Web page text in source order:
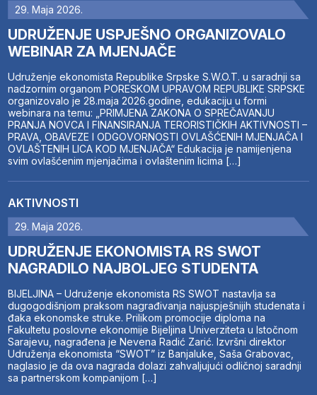
29. Maja 2026.
UDRUŽENJE USPJEŠNO ORGANIZOVALO
WEBINAR ZA MJENJAČE
Udruženje ekonomista Republike Srpske S.W.O.T. u saradnji sa
nadzornim organom PORESKOM UPRAVOM REPUBLIKE SRPSKE
organizovalo je 28.maja 2026.godine, edukaciju u formi
webinara na temu: „PRIMJENA ZAKONA O SPREČAVANJU
PRANJA NOVCA I FINANSIRANJA TERORISTIČKIH AKTIVNOSTI –
PRAVA, OBAVEZE I ODGOVORNOSTI OVLAŠĆENIH MJENJAČA I
OVLAŠTENIH LICA KOD MJENJAČA“ Edukacija je namijenjena
svim ovlašćenim mjenjačima i ovlaštenim licima […]
AKTIVNOSTI
29. Maja 2026.
UDRUŽENJE EKONOMISTA RS SWOT
NAGRADILO NAJBOLJEG STUDENTA
BIJELJINA – Udruženje ekonomista RS SWOT nastavlja sa
dugogodišnjom praksom nagrađivanja najuspješnijih studenata i
đaka ekonomske struke. Prilikom promocije diploma na
Fakultetu poslovne ekonomije Bijeljina Univerziteta u Istočnom
Sarajevu, nagrađena je Nevena Radić Zarić. Izvršni direktor
Udruženja ekonomista “SWOT” iz Banjaluke, Saša Grabovac,
naglasio je da ova nagrada dolazi zahvaljujući odličnoj saradnji
sa partnerskom kompanijom […]